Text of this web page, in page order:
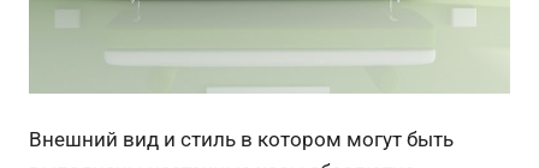
Внешний вид и стиль в котором могут быть